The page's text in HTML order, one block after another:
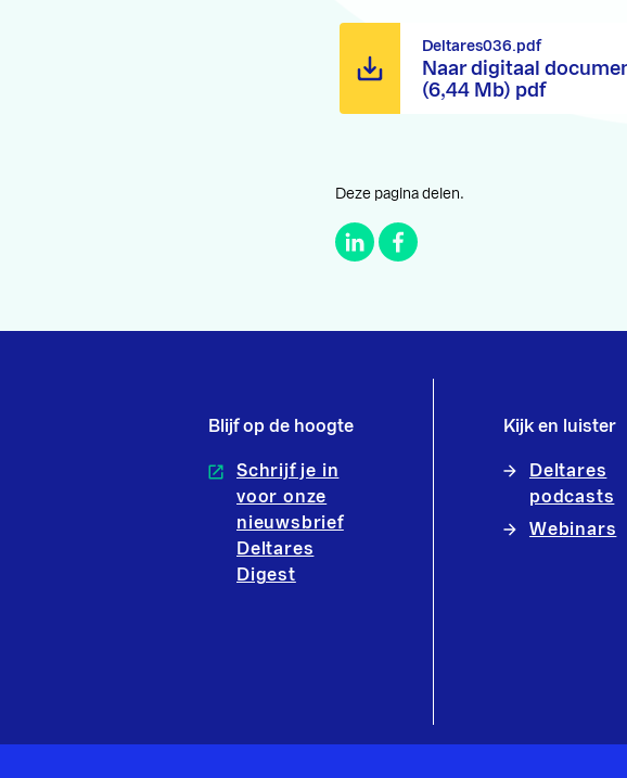
Naar digitaal
(6,44 Mb) pdf
Deltares036.pdf
Deze pagina delen.
Blijf op de hoogte
Schrijf je in
voor onze
nieuwsbrief
Deltares
Digest
Kijk en luister
Deltares
podcasts
Webinars